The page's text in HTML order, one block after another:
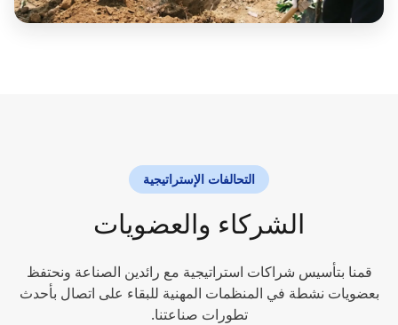
التحالفات الإستراتيجية
الشركاء والعضويات
قمنا بتأسيس شراكات استراتيجية مع رائدين الصناعة ونحتفظ
بعضويات نشطة في المنظمات المهنية للبقاء على اتصال بأحدث
تطورات صناعتنا.